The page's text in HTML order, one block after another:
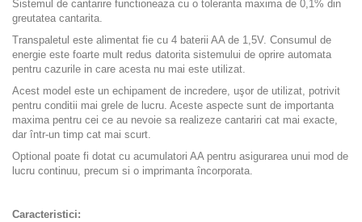
Sistemul de cantarire functioneaza cu o toleranta maxima de 0,1% din
greutatea cantarita.
Transpaletul este alimentat fie cu 4 baterii AA de 1,5V. Consumul de
energie este foarte mult redus datorita sistemului de oprire automata
pentru cazurile in care acesta nu mai este utilizat.
Acest model este un echipament de incredere, uşor de utilizat, potrivit
pentru conditii mai grele de lucru. Aceste aspecte sunt de importanta
maxima pentru cei ce au nevoie sa realizeze cantariri cat mai exacte,
dar într-un timp cat mai scurt.
Optional poate fi dotat cu acumulatori AA pentru asigurarea unui mod de
lucru continuu, precum si o imprimanta încorporata.
Caracteristici: